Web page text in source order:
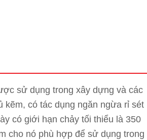
sử dụng trong xây dựng và các
có tác dụng ngăn ngừa rỉ sét
có giới hạn chảy tối thiểu là 350
cho nó phù hợp để sử dụng trong